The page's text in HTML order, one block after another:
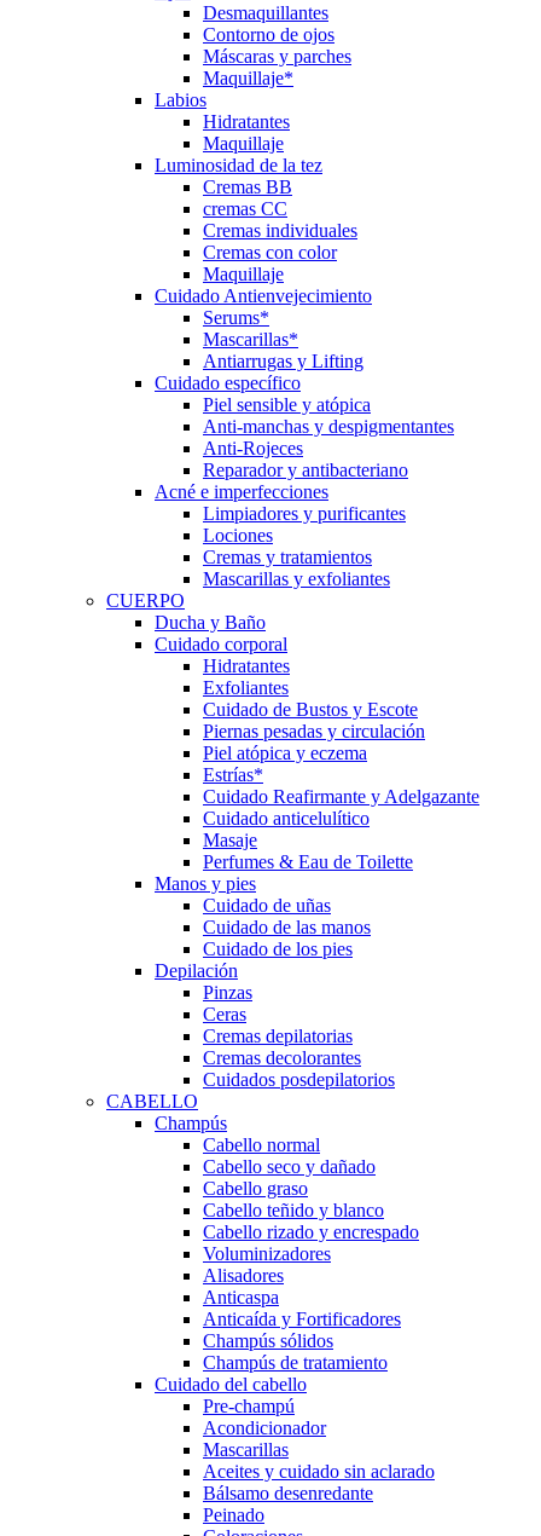
Desmaquillantes
Contorno de ojos
Máscaras y parches
Maquillaje*
Labios
Hidratantes
Maquillaje
Luminosidad de la tez
Cremas BB
cremas CC
Cremas individuales
Cremas con color
Maquillaje
Cuidado Antienvejecimiento
Serums*
Mascarillas*
Antiarrugas y Lifting
Cuidado específico
Piel sensible y atópica
Anti-manchas y despigmentantes
Anti-Rojeces
Reparador y antibacteriano
Acné e imperfecciones
Limpiadores y purificantes
Lociones
Cremas y tratamientos
Mascarillas y exfoliantes
CUERPO
Ducha y Baño
Cuidado corporal
Hidratantes
Exfoliantes
Cuidado de Bustos y Escote
Piernas pesadas y circulación
Piel atópica y eczema
Estrías*
Cuidado Reafirmante y Adelgazante
Cuidado anticelulítico
Masaje
Perfumes & Eau de Toilette
Manos y pies
Cuidado de uñas
Cuidado de las manos
Cuidado de los pies
Depilación
Pinzas
Ceras
Cremas depilatorias
Cremas decolorantes
Cuidados posdepilatorios
CABELLO
Champús
Cabello normal
Cabello seco y dañado
Cabello graso
Cabello teñido y blanco
Cabello rizado y encrespado
Voluminizadores
Alisadores
Anticaspa
Anticaída y Fortificadores
Champús sólidos
Champús de tratamiento
Cuidado del cabello
Pre-champú
Acondicionador
Mascarillas
Aceites y cuidado sin aclarado
Bálsamo desenredante
Peinado